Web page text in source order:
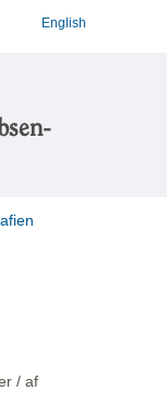
English
/ af